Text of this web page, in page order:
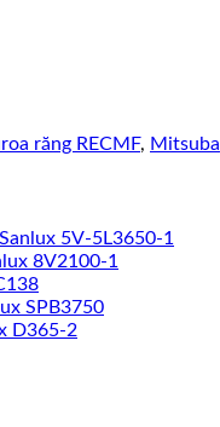
răng RECMF, Mitsuba
5V-5L3650-1
8V2100-1
SPB3750
D365-2